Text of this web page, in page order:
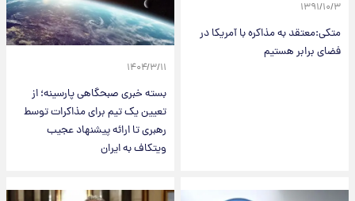
۱۳۹۱/۱۰/۳
متکی:معتقد به مذاکره با آمریکا در
فضای برابر هستیم
۱۴۰۴/۳/۱۱
بسته خبری صبحگاهی پارسینه؛ از
تعیین یک تیم برای مذاکرات توسط
رهبری تا ارائه پیشنهاد عجیب
ویتکاف به ایران